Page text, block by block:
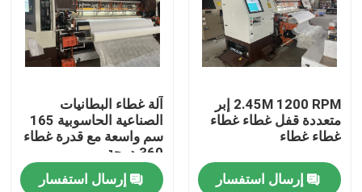
الصفحة الرئيسية
منتجات
2.45M 1200 RPM إبر
متعددة قفل غطاء غطاء
غطاء غطاء
إرسال استفسار
آلة غطاء البطانيات
الصناعية الحاسوبية 165
سم واسعة مع قدرة غطاء
360 درجة
إرسال استفسار